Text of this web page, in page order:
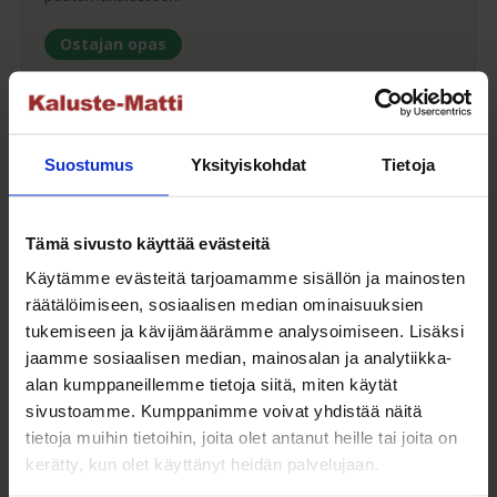
Suostumus Yksityiskohdat Tietoja
Tämä sivusto käyttää evästeitä
Käytämme evästeitä tarjoamamme sisällön ja mainosten
räätälöimiseen, sosiaalisen median ominaisuuksien
tukemiseen ja kävijämäärämme analysoimiseen. Lisäksi
jaamme sosiaalisen median, mainosalan ja analytiikka-
alan kumppaneillemme tietoja siitä, miten käytät
sivustoamme. Kumppanimme voivat yhdistää näitä
tietoja muihin tietoihin, joita olet antanut heille tai joita on
kerätty, kun olet käyttänyt heidän palvelujaan.
Ostajan opas
Maksuaikaa ostoksillesi
osamaksulla 3-36kk.
Maksutavat
Oma turvallinen kuljetus